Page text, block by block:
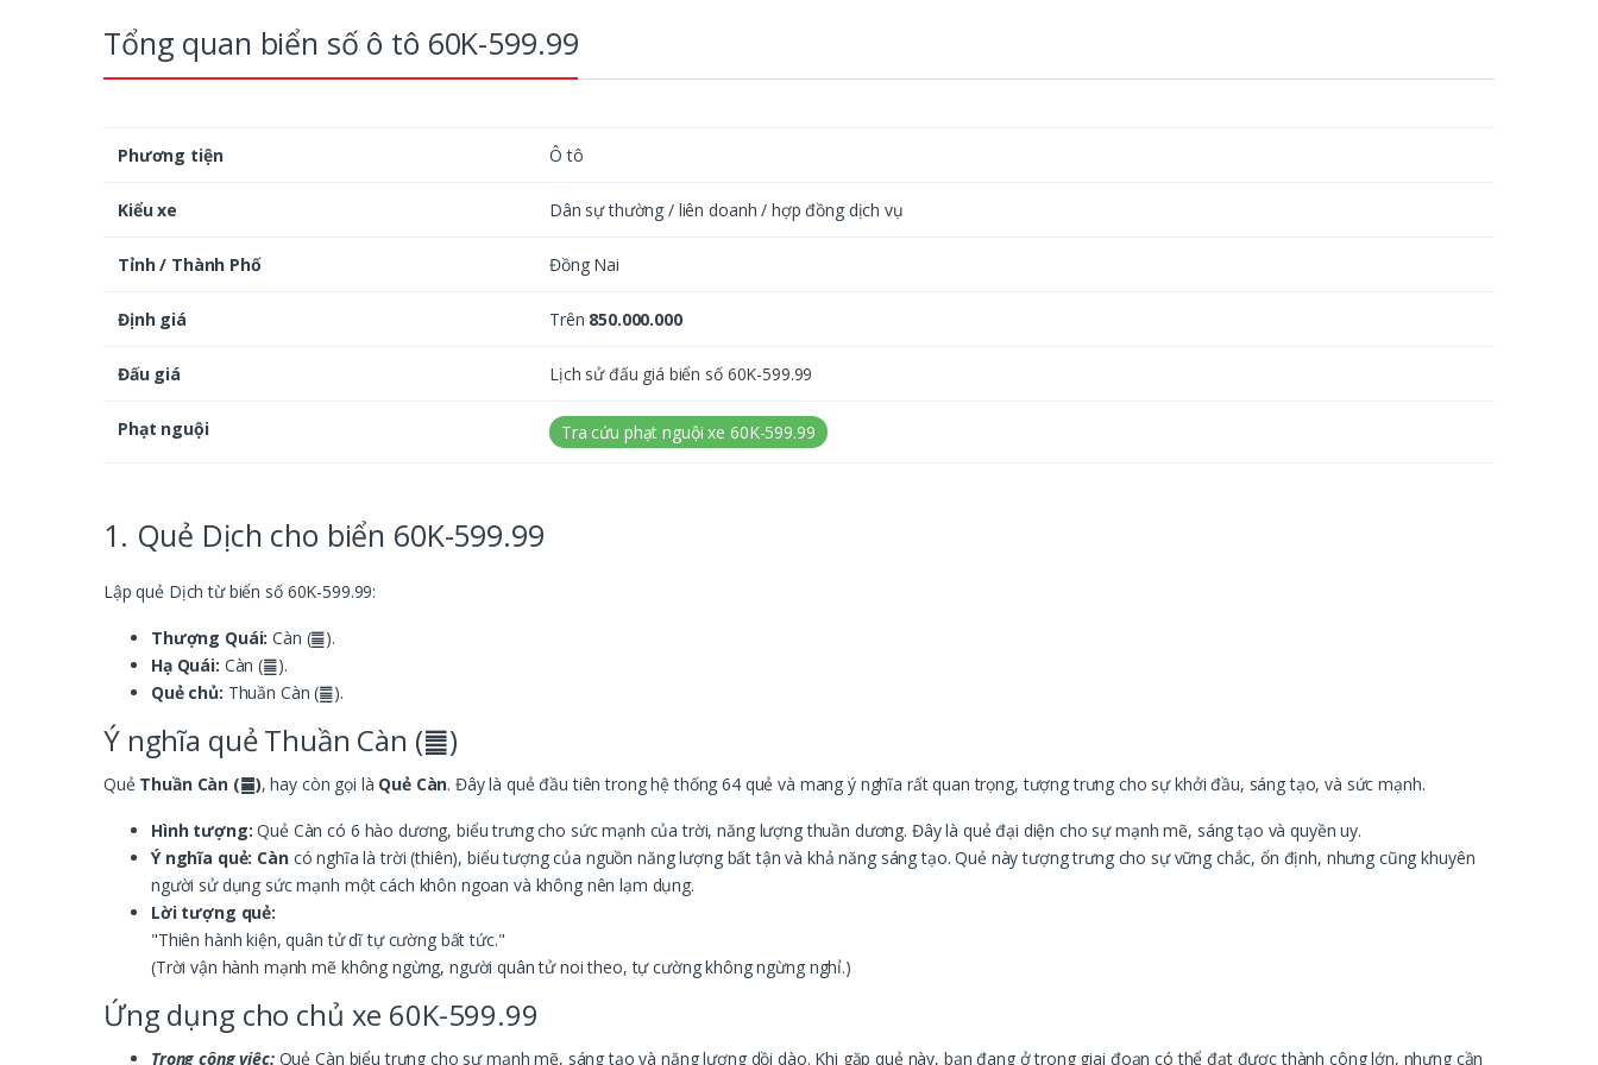
Tổng quan biển số ô tô 60K-599.99
Phương tiện Ô tô
Kiểu xe Dân sự thường / liên doanh / hợp đồng dịch vụ
Tỉnh / Thành Phố Đồng Nai
Định giá Trên 850.000.000
Đấu giá Lịch sử đấu giá biển số 60K-599.99
Phạt nguội Tra cứu phạt nguội xe 60K-599.99
1. Quẻ Dịch cho biển 60K-599.99
Lập quẻ Dịch từ biển số 60K-599.99:
Thượng Quái: Càn (䷀).
Hạ Quái: Càn (䷀).
Quẻ chủ: Thuần Càn (䷀).
Ý nghĩa quẻ Thuần Càn (䷀)
Quẻ Thuần Càn (䷀), hay còn gọi là Quẻ Càn. Đây là quẻ đầu tiên trong hệ thống 64 quẻ và mang ý nghĩa rất quan trọng, tượng trưng cho sự khởi đầu, sáng tạo, và sức mạnh.
Hình tượng: Quẻ Càn có 6 hào dương, biểu trưng cho sức mạnh của trời, năng lượng thuần dương. Đây là quẻ đại diện cho sự mạnh mẽ, sáng tạo và quyền uy.
Ý nghĩa quẻ: Càncó nghĩa là trời (thiên), biểu tượng của nguồn năng lượng bất tận và khả năng sáng tạo. Quẻ này tượng trưng cho sự vững chắc, ổn định, nhưng cũng khuyên
người sử dụng sức mạnh một cách khôn ngoan và không nên lạm dụng.
Lời tượng quẻ:
"Thiên hành kiện, quân tử dĩ tự cường bất tức."
(Trời vận hành mạnh mẽ không ngừng, người quân tử noi theo, tự cường không ngừng nghỉ.)
Ứng dụng cho chủ xe 60K-599.99
Trong công việc:Quẻ Càn biểu trưng cho sự mạnh mẽ, sáng tạo và năng lượng dồi dào. Khi gặp quẻ này, bạn đang ở trong giai đoạn có thể đạt được thành công lớn, nhưng cần